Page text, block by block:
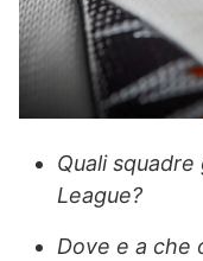
Quali
League?
Dove e a che